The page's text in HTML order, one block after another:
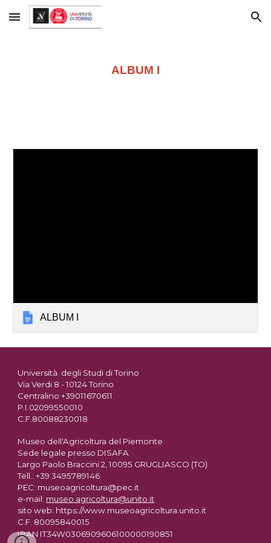
Skip to main content Skip to navigation
ALBUM I
ALBUM I
Università degli Studi di Torino
Via Verdi 8 - 10124 Torino
Centralino +39011670611
P.I.02099550010
C.F.80088230018
Museo dell'Agricoltura del Piemonte
Sede legale presso DISAFA
Largo Paolo Braccini 2, 10095 GRUGLIASCO (TO)
Tell.: +39 3495789146
PEC: museoagricoltura@pec.it
e-mail: museo.agricoltura@unito.it
sito web: https://www.museoagricoltura.unito.it
C.F. 80095840015
IBAN IT34W0306909606100000190851